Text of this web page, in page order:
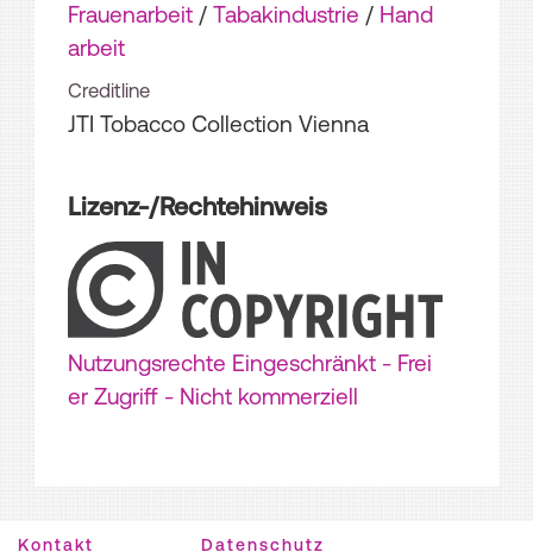
Frauenarbeit / Tabakindustrie / Hand
arbeit
Creditline
JTI Tobacco Collection Vienna
Lizenz-/Rechtehinweis
Nutzungsrechte Eingeschränkt - Frei
er Zugriff - Nicht kommerziell
Kontakt Datenschutz